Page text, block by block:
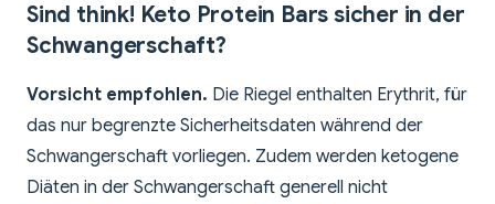
Sind think! Keto Protein Bars sicher in der
Schwangerschaft?
Vorsicht empfohlen. Die Riegel enthalten Erythrit, für
das nur begrenzte Sicherheitsdaten während der
Schwangerschaft vorliegen. Zudem werden ketogene
Diäten in der Schwangerschaft generell nicht